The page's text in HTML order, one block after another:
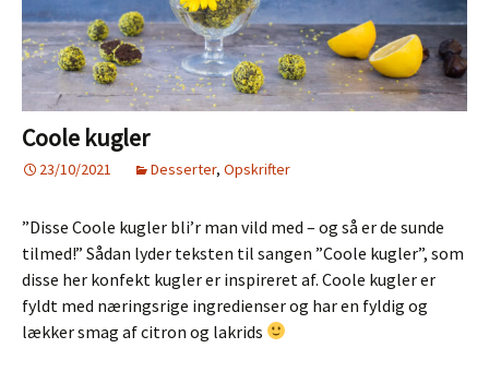
Coole kugler
23/10/2021 Desserter, Opskrifter
”Disse Coole kugler bli’r man vild med – og så er de sunde
tilmed!” Sådan lyder teksten til sangen ”Coole kugler”, som
disse her konfekt kugler er inspireret af. Coole kugler er
fyldt med næringsrige ingredienser og har en fyldig og
lækker smag af citron og lakrids